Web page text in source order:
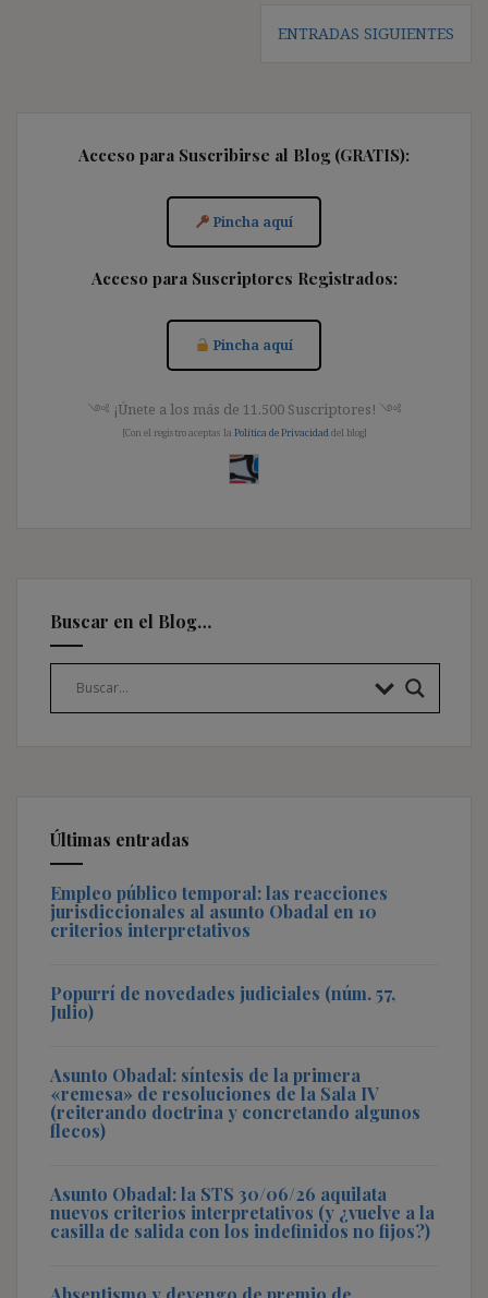
ENTRADAS SIGUIENTES
Acceso para Suscribirse al Blog (GRATIS):
Pincha aquí
Acceso para Suscriptores Registrados:
Pincha aquí
༺ ¡Únete a los más de 11.500 Suscriptores! ༺
[Con el registro aceptas la Política de Privacidad del blog]
Buscar en el Blog…
Últimas entradas
Empleo público temporal: las reacciones
jurisdiccionales al asunto Obadal en 10
criterios interpretativos
Popurrí de novedades judiciales (núm. 57,
Julio)
Asunto Obadal: síntesis de la primera
«remesa» de resoluciones de la Sala IV
(reiterando doctrina y concretando algunos
flecos)
Asunto Obadal: la STS 30/06/26 aquilata
nuevos criterios interpretativos (y ¿vuelve a la
casilla de salida con los indefinidos no fijos?)